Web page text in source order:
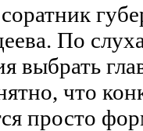
По
выбрать
что
просто